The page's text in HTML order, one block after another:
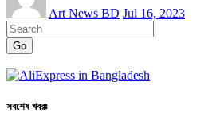
Art News BD Jul 16, 2023
Go
সবশেষ খবরঃ